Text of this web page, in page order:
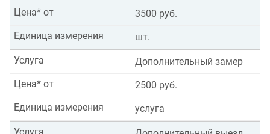
3500 руб.
Цена* от
шт.
Единица измерения
Дополнительный замер
Услуга
2500 руб.
Цена* от
услуга
Единица измерения
Услуга